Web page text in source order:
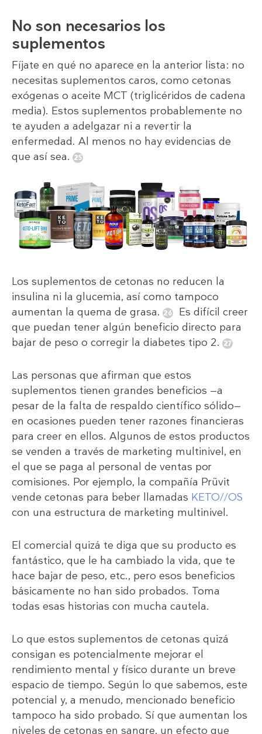
No son necesarios los
suplementos
Fíjate en qué no aparece en la anterior lista: no
necesitas suplementos caros, como cetonas
exógenas o aceite MCT (triglicéridos de cadena
media). Estos suplementos probablemente no
te ayuden a adelgazar ni a revertir la
enfermedad. Al menos no hay evidencias de
que así sea.
Los suplementos de cetonas no reducen la
insulina ni la glucemia, así como tampoco
aumentan la quema de grasa.
Es difícil creer
que puedan tener algún beneficio directo para
bajar de peso o corregir la diabetes tipo 2.
Las personas que afirman que estos
suplementos tienen grandes beneficios —a
pesar de la falta de respaldo científico sólido—
en ocasiones pueden tener razones financieras
para creer en ellos. Algunos de estos productos
se venden a través de marketing multinivel, en
el que se paga al personal de ventas por
comisiones. Por ejemplo, la compañía Prüvit
vende cetonas para beber llamadas KETO//OS
con una estructura de marketing multinivel.
El comercial quizá te diga que su producto es
fantástico, que le ha cambiado la vida, que te
hace bajar de peso, etc., pero esos beneficios
básicamente no han sido probados. Toma
todas esas historias con mucha cautela.
Lo que estos suplementos de cetonas quizá
consigan es potencialmente mejorar el
rendimiento mental y físico durante un breve
espacio de tiempo. Según lo que sabemos, este
potencial y, a menudo, mencionado beneficio
tampoco ha sido probado. Sí que aumentan los
niveles de cetonas en sangre, un efecto que